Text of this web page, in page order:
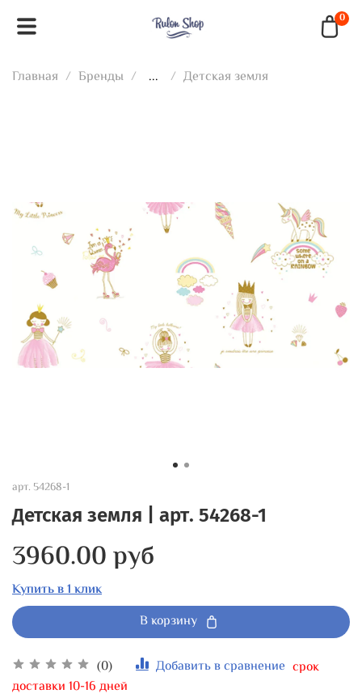
0
Главная Бренды ... Детская земля
арт. 54268-1
Детская земля | арт. 54268-1
(0) Добавить в сравнение срок
доставки 10-16 дней
3960.00 руб
Купить в 1 клик
В корзину